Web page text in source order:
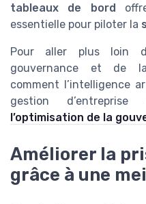
tableaux de bord
essentielle pour piloter la
Pour aller plus loin
gouvernance et de
comment l’intelligence
gestion
l’optimisation de la
Améliorer la
grâce à une